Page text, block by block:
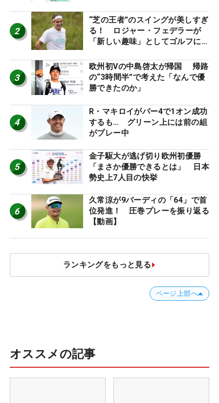
2
“芝の王者”のスイングが美しすぎ
る！ ロジャー・フェデラーが
「新しい趣味」としてゴルフに挑
3
欧州初Vの中島啓太が帰国 帰路
の“3時間半”で考えた「なんで優
勝できたのか」
4
R・マキロイがパー4で1オン成功
するも… グリーン上には前の組
がプレー中
5
金子駆大が逃げ切り欧州初優勝
「まさか優勝できるとは」 日本
勢史上7人目の快挙
6
久常涼が9バーディの「64」で首
位発進！ 圧巻プレーを振り返る
【動画】
ランキングをもっと見る
ページ上部へ
オススメの記事